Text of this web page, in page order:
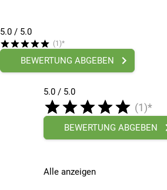
Gutschein nicht selbst
WIE LANGE SIND FAHRRAD
Die zeitliche Gültigkeit unserer
geschenkten Gutscheins hat
Gutschein erworben hast.
Wir wünschen dir viel Spaß
5.0 / 5.0
(1)*
BEWERTUNG ABGEBEN
5.0 / 5.0
(1)*
BEWERTUNG ABGEBEN
Alle anzeigen